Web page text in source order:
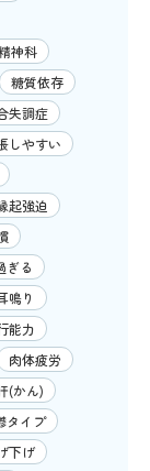
神科
糖質依存
失調症
しやすい
起強迫
ぎる
鳴り
能力
肉体疲労
(かん)
タイプ
下げ